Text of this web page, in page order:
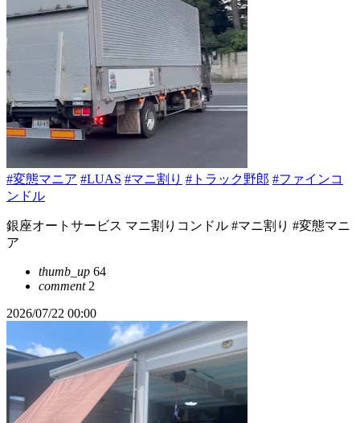
#変態マニア #LUAS #マニ割り #トラック野郎 #ファインコ
ンドル
銀座オートサービス マニ割りコンドル #マニ割り #変態マニ
ア
thumb_up 64
comment2
2026/07/22 00:00